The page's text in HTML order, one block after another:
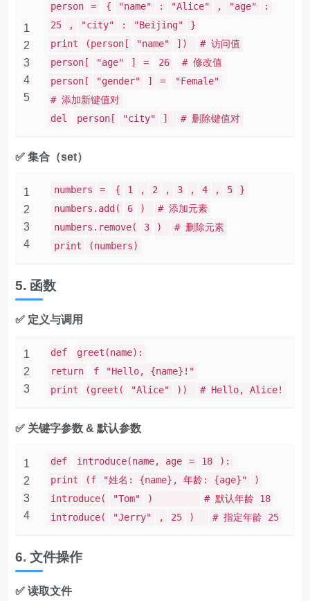
1
2
3
4
5
person = { "name" : "Alice" , "age"
:
25
, "city" : "Beijing"
}
print
(person[ "name" ])
# 访问值
person[
"age" ] = 26
# 修改值
person[
"gender" ] =
"Female"
# 添加新键值对
del
person[ "city" ] # 删除键值对
✅ 集合（set）
1
2
3
4
numbers = { 1 , 2 , 3 , 4 , 5
}
numbers.add(
6 )
# 添加元素
numbers.remove(
3 )
# 删除元素
print
(numbers)
5. 函数
✅ 定义与调用
1
2
3
def
greet(name):
return
f
"Hello, {name}!"
print
(greet( "Alice" )) # Hello, Alice!
✅ 关键字参数 & 默认参数
1
2
3
4
def introduce(name, age = 18
):
print
(f "姓名: {name}, 年龄: {age}"
)
introduce(
"Tom" )
# 默认年龄 18
introduce(
"Jerry" , 25 ) # 指定年龄 25
6. 文件操作
✅ 读取文件